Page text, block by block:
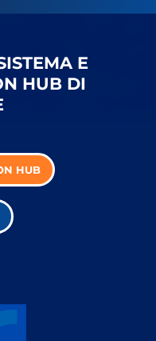
E
HUB DI
HUB